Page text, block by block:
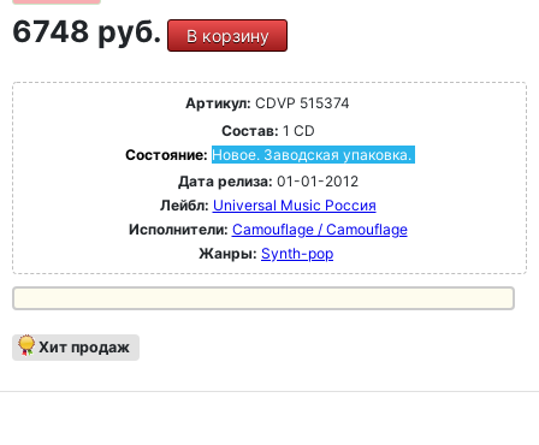
6748 руб. В корзину
Артикул: CDVP 515374
Состав: 1 CD
Состояние: Новое. Заводская упаковка.
Дата релиза: 01-01-2012
Лейбл: Universal Music Россия
Исполнители: Camouflage / Camouflage
Жанры: Synth-pop
Хит продаж